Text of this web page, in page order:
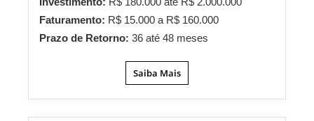
Faturamento: R$ 15.000 a R$ 160.000
Prazo de Retorno: 36 até 48 meses
Saiba Mais